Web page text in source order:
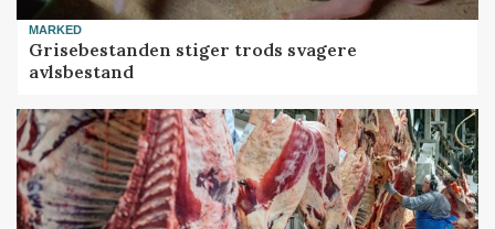
MARKED
Grisebestanden stiger trods svagere
avlsbestand